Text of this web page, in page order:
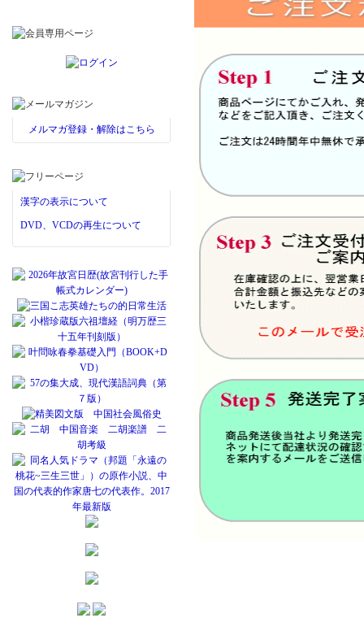
メルマガ登録・解除はこちら
漢字の表示について
DVD、VCDの再生について